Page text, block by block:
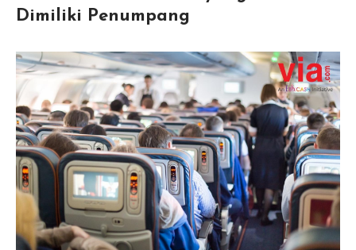
Dimiliki Penumpang